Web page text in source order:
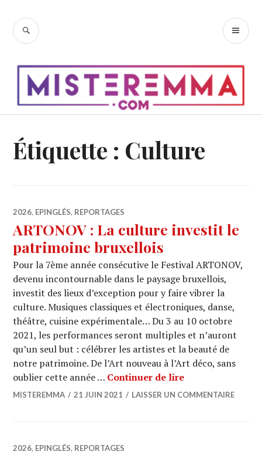
contenu
RECHERCHE
Étiquette : Culture
2026, EPINGLÉS, REPORTAGES
ARTONOV : La culture investit le
patrimoine bruxellois
Pour la 7ème année consécutive le Festival ARTONOV,
devenu incontournable dans le paysage bruxellois,
investit des lieux d’exception pour y faire vibrer la
culture. Musiques classiques et électroniques, danse,
théâtre, cuisine expérimentale… Du 3 au 10 octobre
2021, les performances seront multiples et n’auront
qu’un seul but : célébrer les artistes et la beauté de
notre patrimoine. De l’Art nouveau à l’Art déco, sans
oublier cette année … Continuer de lireARTONOV : La
MISTEREMMA 21 JUIN 2021 LAISSER UN COMMENTAIRE
2026, EPINGLÉS, REPORTAGES